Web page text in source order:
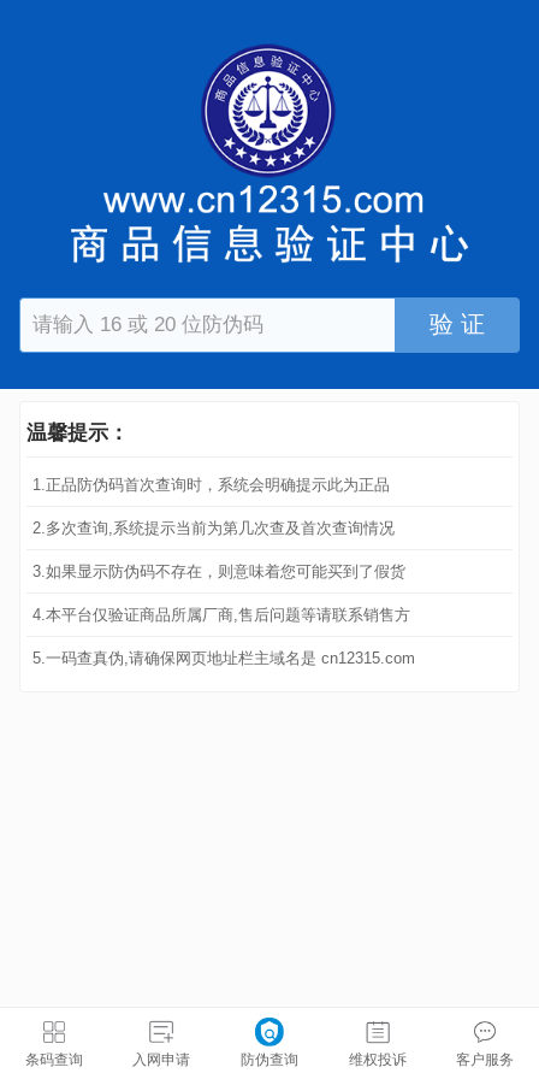
验 证
温馨提示：
1.正品防伪码首次查询时，系统会明确提示此为正品
2.多次查询,系统提示当前为第几次查及首次查询情况
3.如果显示防伪码不存在，则意味着您可能买到了假货
4.本平台仅验证商品所属厂商,售后问题等请联系销售方
5.一码查真伪,请确保网页地址栏主域名是 cn12315.com
条码查询 入网申请 防伪查询 维权投诉 客户服务